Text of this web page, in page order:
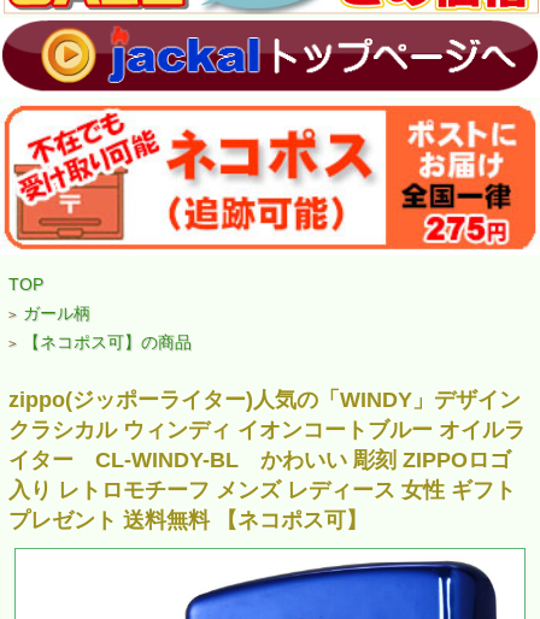
TOP
> ガール柄
> 【ネコポス可】の商品
zippo(ジッポーライター)人気の「WINDY」デザイン
クラシカル ウィンディ イオンコートブルー オイルラ
イター CL-WINDY-BL かわいい 彫刻 ZIPPOロゴ
入り レトロモチーフ メンズ レディース 女性 ギフト
プレゼント 送料無料 【ネコポス可】